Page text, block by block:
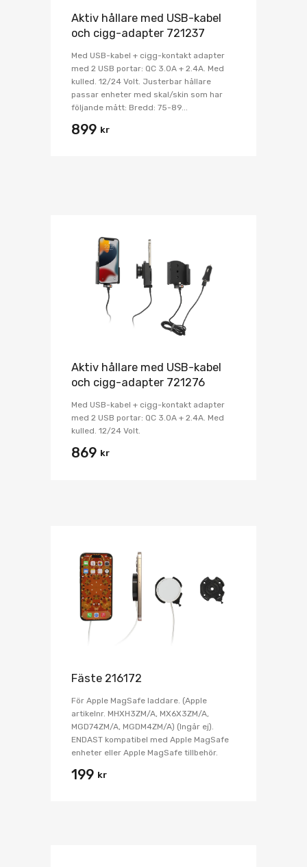
Aktiv hållare med USB-kabel
och cigg-adapter 721237
Med USB-kabel + cigg-kontakt adapter
med 2 USB portar: QC 3.0A + 2.4A. Med
kulled. 12/24 Volt. Justerbar hållare
passar enheter med skal/skin som har
följande mått: Bredd: 75-89...
899 kr
Aktiv hållare med USB-kabel
och cigg-adapter 721276
Med USB-kabel + cigg-kontakt adapter
med 2 USB portar: QC 3.0A + 2.4A. Med
kulled. 12/24 Volt.
869 kr
Fäste 216172
För Apple MagSafe laddare. (Apple
artikelnr. MHXH3ZM/A, MX6X3ZM/A,
MGD74ZM/A, MGDM4ZM/A) (Ingår ej).
ENDAST kompatibel med Apple MagSafe
enheter eller Apple MagSafe tillbehör.
199 kr